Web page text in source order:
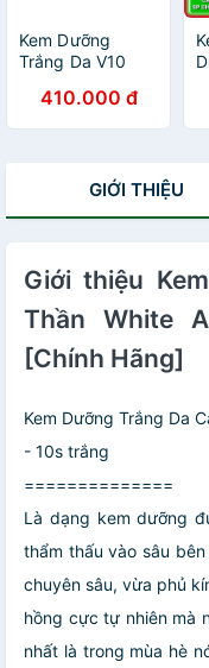
Kem Dưỡng
Trắng Da V10
Cream Cao Cấp
Hàn Quốc
410.000 đ
GIỚI THIỆU
Giới thiệu
Thần White
[Chính Hãng]
Kem Dưỡng Trắng Da
- 10s trắng
==============
Là dạng kem dưỡng
thẩm thấu vào sâu
chuyên sâu, vừa phủ
hồng cực tự nhiên mà
nhất là trong mùa hè